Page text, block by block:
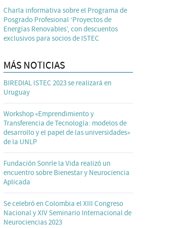
Charla informativa sobre el Programa de
Posgrado Profesional ‘Proyectos de
Energías Renovables’, con descuentos
exclusivos para socios de ISTEC
MÁS NOTICIAS
BIREDIAL ISTEC 2023 se realizará en
Uruguay
Workshop «Emprendimiento y
Transferencia de Tecnología: modelos de
desarrollo y el papel de las universidades»
de la UNLP
Fundación Sonríe la Vida realizó un
encuentro sobre Bienestar y Neurociencia
Aplicada
Se celebró en Colombia el XIII Congreso
Nacional y XIV Seminario Internacional de
Neurociencias 2023